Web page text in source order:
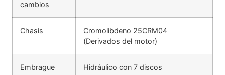
cambios
Chasis
Cromolibdeno 25CRM04
(Derivados del motor)
Embrague Hidráulico con 7 discos